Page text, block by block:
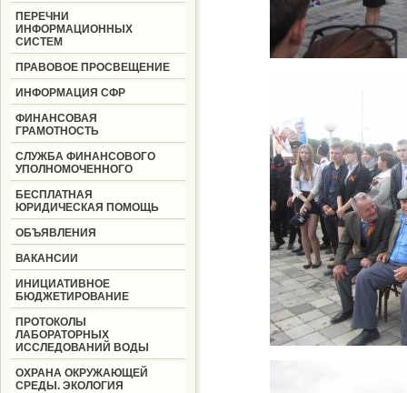
ПЕРЕЧНИ
ИНФОРМАЦИОННЫХ
СИСТЕМ
ПРАВОВОЕ ПРОСВЕЩЕНИЕ
ИНФОРМАЦИЯ СФР
ФИНАНСОВАЯ
ГРАМОТНОСТЬ
СЛУЖБА ФИНАНСОВОГО
УПОЛНОМОЧЕННОГО
БЕСПЛАТНАЯ
ЮРИДИЧЕСКАЯ ПОМОЩЬ
ОБЪЯВЛЕНИЯ
ВАКАНСИИ
ИНИЦИАТИВНОЕ
БЮДЖЕТИРОВАНИЕ
ПРОТОКОЛЫ
ЛАБОРАТОРНЫХ
ИССЛЕДОВАНИЙ ВОДЫ
ОХРАНА ОКРУЖАЮЩЕЙ
СРЕДЫ. ЭКОЛОГИЯ